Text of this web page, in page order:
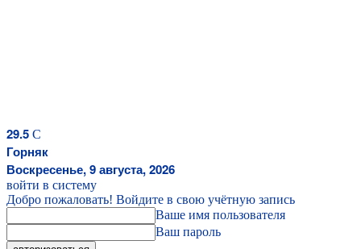
29.5 C
Горняк
Воскресенье, 9 августа, 2026
войти в систему
Добро пожаловать! Войдите в свою учётную запись
Ваше имя пользователя
Ваш пароль